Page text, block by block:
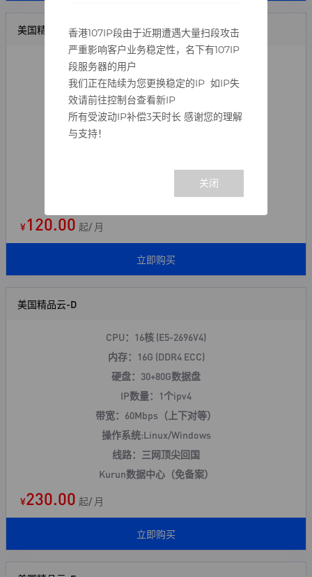
美国精品云-C
CPU：8核 (E5-2696V4)
内存：8G (DDR4 ECC)
硬盘：30+50G数据盘
IP数量：1个ipv4
带宽：50Mbps（上下对等）
Kurun数据中心（免备案）
¥120.00 起/ 月
立即购买
美国精品云-D
CPU：16核 (E5-2696V4)
内存：16G (DDR4 ECC)
硬盘：30+80G数据盘
IP数量：1个ipv4
带宽：60Mbps（上下对等）
操作系统:Linux/Windows
线路：三网顶尖回国
Kurun数据中心（免备案）
¥230.00 起/ 月
立即购买
香港107IP段由于近期遭遇大量扫段攻击
严重影响客户业务稳定性，名下有107IP
段服务器的用户
我们正在陆续为您更换稳定的IP 如IP失
效请前往控制台查看新IP
所有受波动IP补偿3天时长 感谢您的理解
与支持！